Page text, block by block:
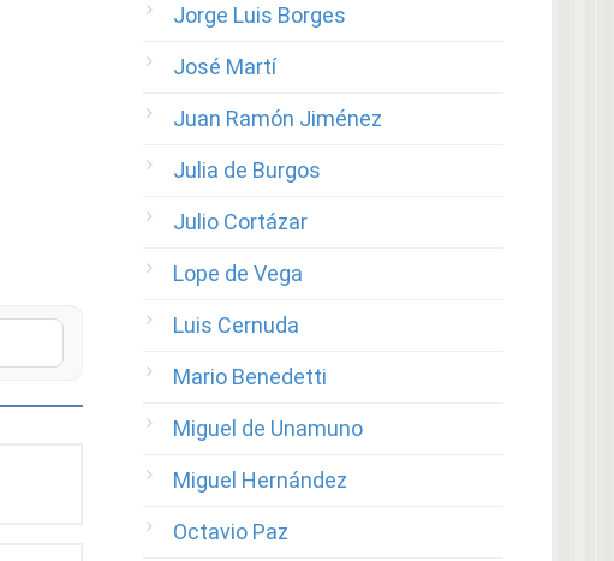
Jorge Luis Borges
José Martí
Juan Ramón Jiménez
Julia de Burgos
Julio Cortázar
Lope de Vega
Luis Cernuda
Mario Benedetti
Miguel de Unamuno
Miguel Hernández
Octavio Paz